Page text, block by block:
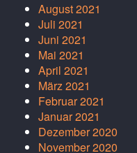
August 2021
Juli 2021
Juni 2021
Mai 2021
April 2021
März 2021
Februar 2021
Januar 2021
Dezember 2020
November 2020